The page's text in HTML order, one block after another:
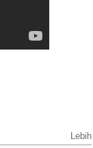
Lebih